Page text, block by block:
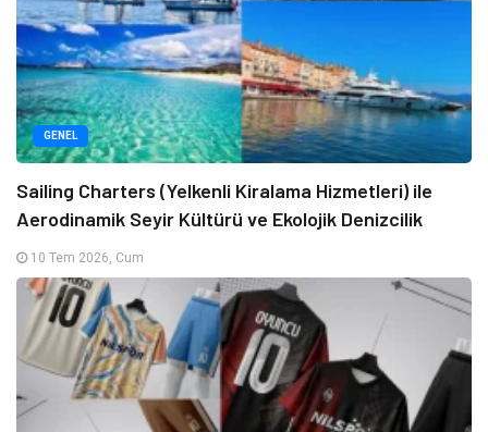
GENEL
Sailing Charters (Yelkenli Kiralama Hizmetleri) ile
Aerodinamik Seyir Kültürü ve Ekolojik Denizcilik
10 Tem 2026, Cum